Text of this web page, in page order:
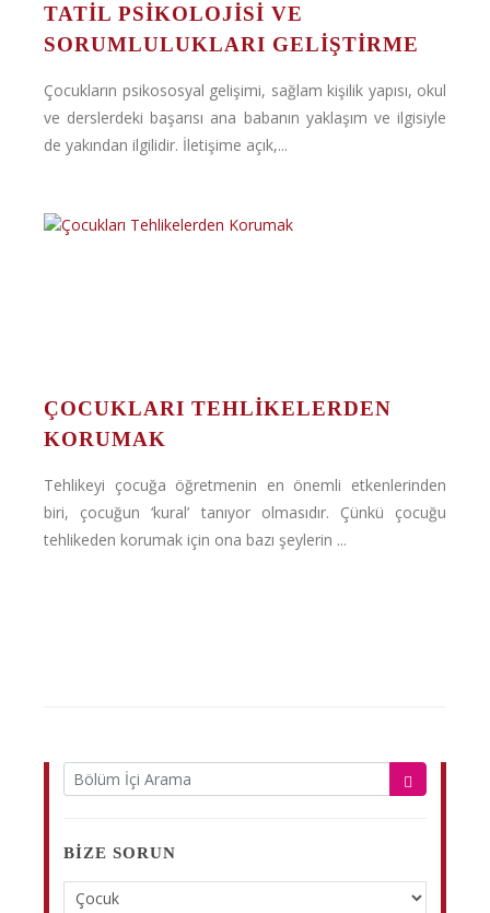
TATIL PSIKOLOJISI VE
SORUMLULUKLARI GELIŞTIRME
Çocukların psikososyal gelişimi, sağlam kişilik yapısı, okul
ve derslerdeki başarısı ana babanın yaklaşım ve ilgisiyle
de yakından ilgilidir. İletişime açık,...
ÇOCUKLARI TEHLIKELERDEN
KORUMAK
Tehlikeyi çocuğa öğretmenin en önemli etkenlerinden
biri, çocuğun ‘kural’ tanıyor olmasıdır. Çünkü çocuğu
tehlikeden korumak için ona bazı şeylerin ...
BIZE SORUN